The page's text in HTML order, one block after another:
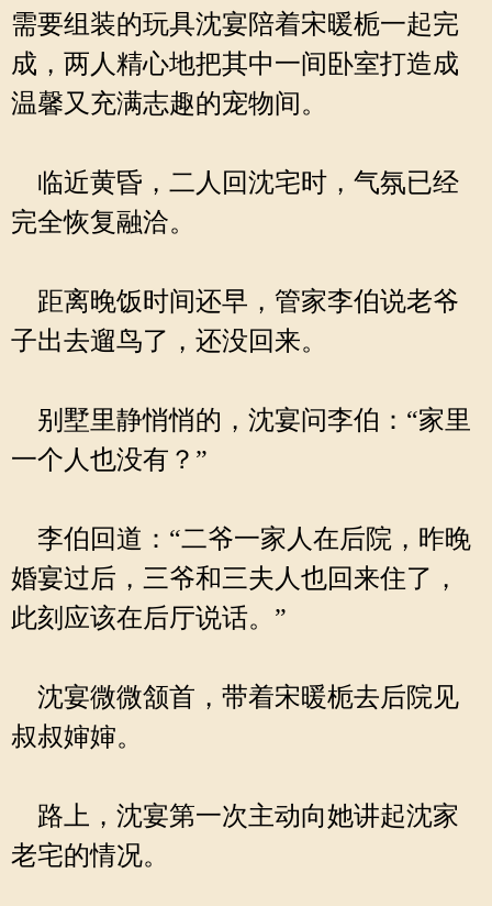
需要组装的玩具沈宴陪着宋暖栀一起完
成，两人精心地把其中一间卧室打造成
温馨又充满志趣的宠物间。
临近黄昏，二人回沈宅时，气氛已经
完全恢复融洽。
距离晚饭时间还早，管家李伯说老爷
子出去遛鸟了，还没回来。
别墅里静悄悄的，沈宴问李伯：“家里
一个人也没有？”
李伯回道：“二爷一家人在后院，昨晚
婚宴过后，三爷和三夫人也回来住了，
此刻应该在后厅说话。”
沈宴微微颔首，带着宋暖栀去后院见
叔叔婶婶。
路上，沈宴第一次主动向她讲起沈家
老宅的情况。